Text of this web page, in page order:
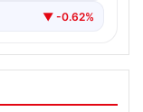
▼ -0.62%